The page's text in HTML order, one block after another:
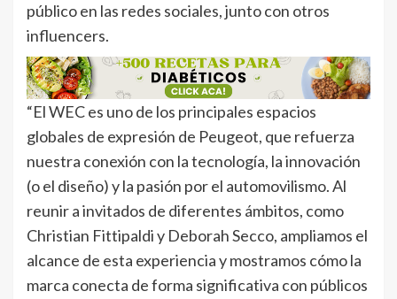
público en las redes sociales, junto con otros
influencers.
“El WEC es uno de los principales espacios
globales de expresión de Peugeot, que refuerza
nuestra conexión con la tecnología, la innovación
(o el diseño) y la pasión por el automovilismo. Al
reunir a invitados de diferentes ámbitos, como
Christian Fittipaldi y Deborah Secco, ampliamos el
alcance de esta experiencia y mostramos cómo la
marca conecta de forma significativa con públicos